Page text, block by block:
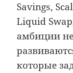
Savings,
Liquid
амбиции
которые